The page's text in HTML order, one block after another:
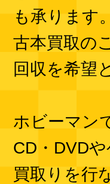
も承ります
古本買取の
回収を希望
ホビーマン
CD・DVD
買取りを行